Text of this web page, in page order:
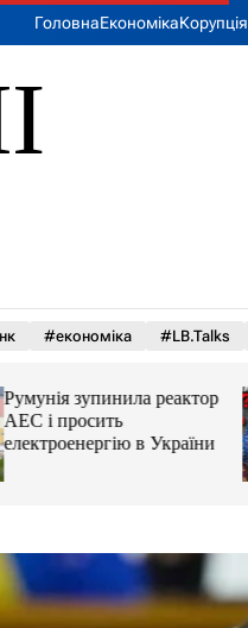
ГоловнаЕкономікаКорупція
#економіка #LB.Talks
зупинила реактор
і просить
в України